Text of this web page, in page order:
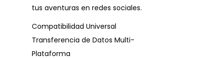
tus aventuras en redes sociales.
Compatibilidad Universal
Transferencia de Datos Multi-
Plataforma